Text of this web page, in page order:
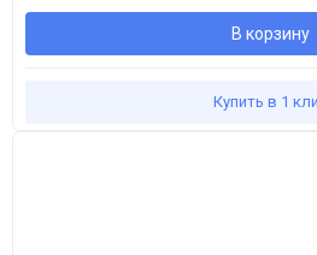
В корзину
Купить в 1